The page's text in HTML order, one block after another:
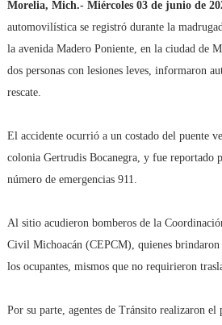
Morelia, Mich.- Miércoles 03 de junio de
automovilística se registró durante la
la avenida Madero Poniente, en la ciudad de
dos personas con lesiones leves, informaron
rescate.
El accidente ocurrió a un costado del puente
colonia Gertrudis Bocanegra, y fue reportado
número de emergencias 911.
Al sitio acudieron bomberos de la
Civil Michoacán (CEPCM), quienes brindaron
los ocupantes, mismos que no requirieron
Por su parte, agentes de Tránsito realizaron el